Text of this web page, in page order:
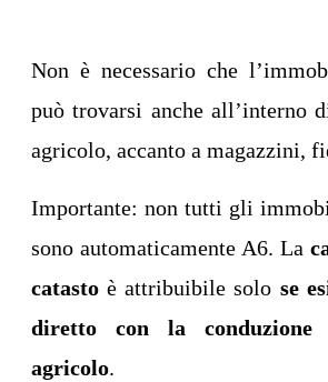
Non è necessario che
può trovarsi anche all’interno
agricolo, accanto a magazzini,
Importante: non tutti gli
sono automaticamente A6. La
catasto è attribuibile solo se
diretto con la
agricolo.